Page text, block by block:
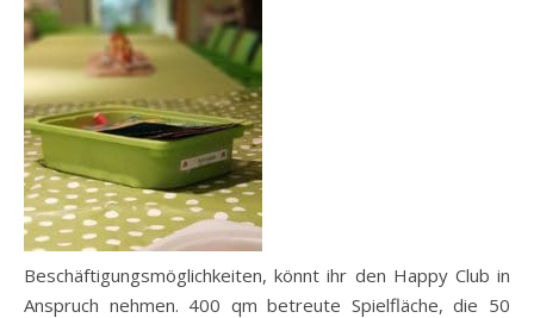
Beschäftigungsmöglichkeiten, könnt ihr den Happy Club in
Anspruch nehmen. 400 qm betreute Spielfläche, die 50